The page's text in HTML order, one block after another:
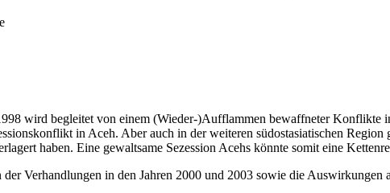
wird begleitet von einem (Wieder-)Aufflammen bewaffneter
in Aceh. Aber auch in der weiteren südostasiatischen Region
haben. Eine gewaltsame Sezession Acehs könnte somit eine
Verhandlungen in den Jahren 2000 und 2003 sowie die Auswirkungen